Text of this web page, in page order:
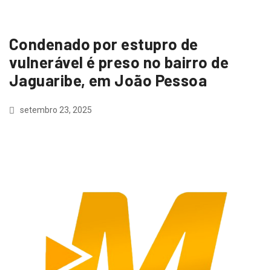
Condenado por estupro de
vulnerável é preso no bairro de
Jaguaribe, em João Pessoa
setembro 23, 2025